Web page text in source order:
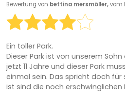
Bewertung von bettina mersmöller,vom
Ein toller Park.
Dieser Park ist von unserem
jetzt 11 Jahre und dieser Park
einmal sein. Das spricht doch für
ist sind die noch erschwinglichen